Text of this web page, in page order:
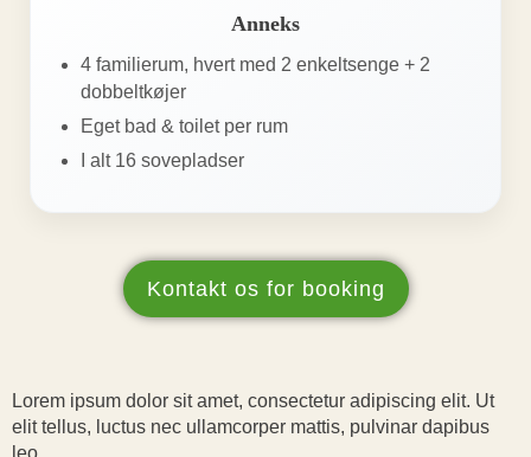
Anneks
4 familierum, hvert med 2 enkeltsenge + 2
dobbeltkøjer
Eget bad & toilet per rum
I alt 16 sovepladser
Kontakt os for booking
Lorem ipsum dolor sit amet, consectetur adipiscing elit. Ut
elit tellus, luctus nec ullamcorper mattis, pulvinar dapibus